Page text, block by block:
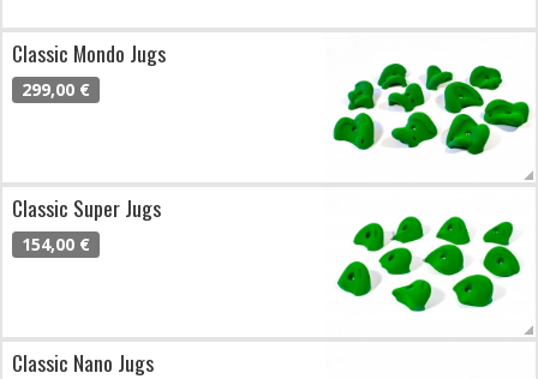
Classic Mondo Jugs
299,00 €
Classic Super Jugs
154,00 €
Classic Nano Jugs